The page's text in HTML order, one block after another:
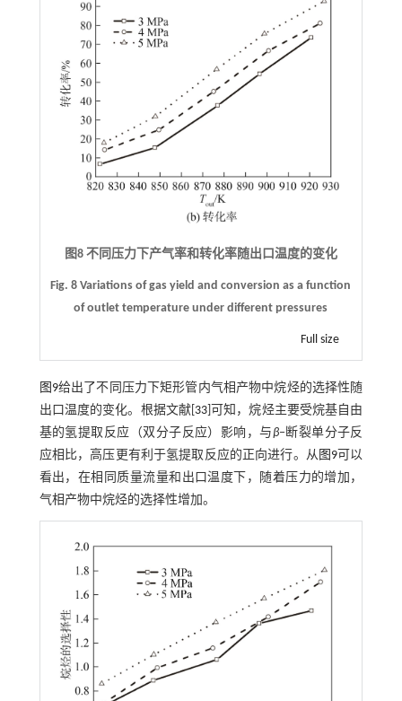
图8 不同压力下产气率和转化率随出口温度的变化
Fig. 8 Variations of gas yield and conversion as a function
of outlet temperature under different pressures
Full size
图9给出了不同压力下矩形管内气相产物中烷烃的选择性随
出口温度的变化。根据文献[ 33 ]可知，烷烃主要受烷基自由
基的氢提取反应（双分子反应）影响，与β‒断裂单分子反
应相比，高压更有利于氢提取反应的正向进行。从图9可以
看出，在相同质量流量和出口温度下，随着压力的增加，
气相产物中烷烃的选择性增加。